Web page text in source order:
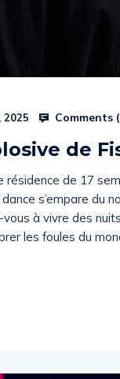
2025 Comments (
de
résidence de 17
s’empare du
à vivre des
les foules du